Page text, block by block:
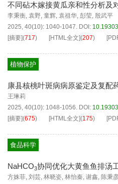
不同砧木嫁接黄瓜亲和性分析及
李秉衡, 袁野, 童辉, 袁祖华, 彭莹, 殷武平
2025, 40(10): 1040-1047. DOI:
[摘要](717) [HTML全文](207)
植物保护
康县核桃叶斑病病原鉴定及复配
王琳莉
2025, 40(10): 1048-1056. DOI:
[摘要](675) [HTML全文](175)
食品科学
NaHCO3协同优化大黄鱼鱼排汤
方姝菲, 刘芸, 林晓姿, 林怡秦, 谢鑫, 陈秉